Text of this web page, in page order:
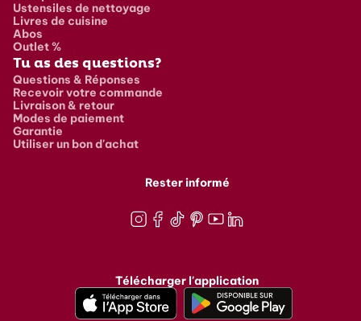
Ustensiles de nettoyage
Livres de cuisine
Abos
Outlet %
Tu as des questions?
Questions & Réponses
Recevoir votre commande
Livraison & retour
Modes de paiement
Garantie
Utiliser un bon d'achat
Rester informé
Télécharger l'application